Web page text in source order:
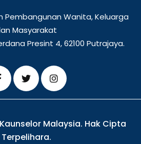
Pembangunan Wanita, Keluarga
Masyarakat
Presint 4, 62100 Putrajaya.
Malaysia. Hak Cipta
Terpelihara.